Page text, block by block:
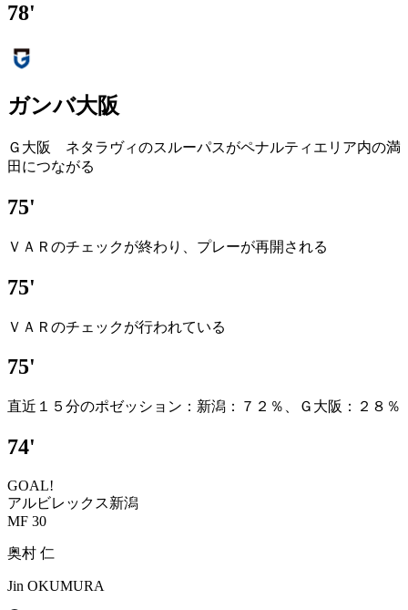
78'
ガンバ大阪
Ｇ大阪 ネタラヴィのスルーパスがペナルティエリア内の満
田につながる
75'
ＶＡＲのチェックが終わり、プレーが再開される
75'
ＶＡＲのチェックが行われている
75'
直近１５分のポゼッション：新潟：７２％、Ｇ大阪：２８％
74'
GOAL!
アルビレックス新潟
MF 30
奥村 仁
Jin OKUMURA